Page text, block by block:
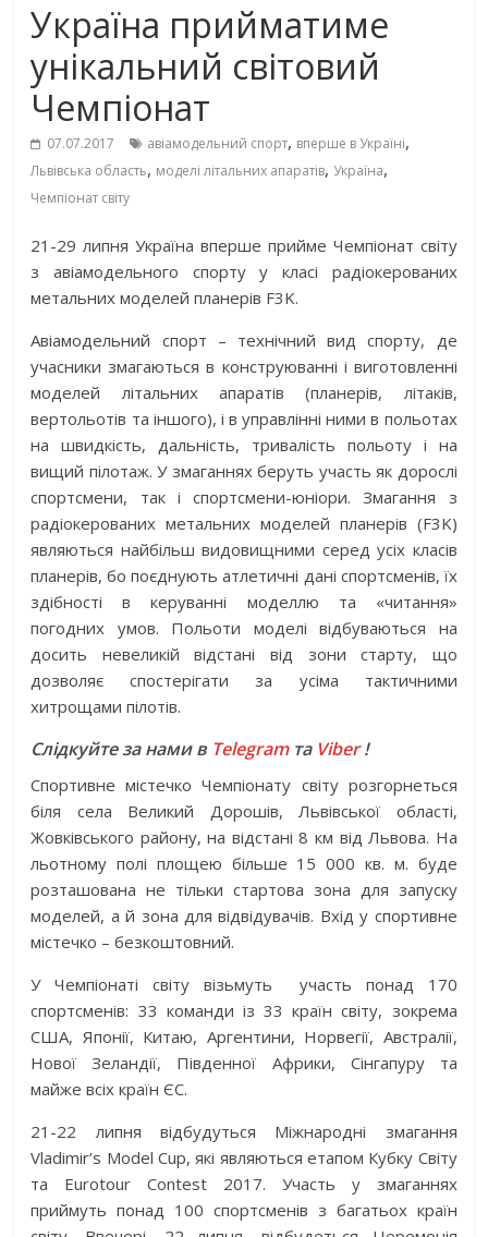
Україна прийматиме
унікальний світовий
Чемпіонат
07.07.2017 авіамодельний спорт, вперше в Україні,
Львівська область, моделі літальних апаратів, Україна,
Чемпіонат світу
21-29 липня Україна вперше прийме Чемпіонат світу
з авіамодельного спорту у класі радіокерованих
метальних моделей планерів F3K.
Авіамодельний спорт – технічний вид спорту, де
учасники змагаються в конструюванні і виготовленні
моделей літальних апаратів (планерів, літаків,
вертольотів та іншого), і в управлінні ними в польотах
на швидкість, дальність, тривалість польоту і на
вищий пілотаж. У змаганнях беруть участь як дорослі
спортсмени, так і спортсмени-юніори. Змагання з
радіокерованих метальних моделей планерів (F3K)
являються найбільш видовищними серед усіх класів
планерів, бо поєднують атлетичні дані спортсменів, їх
здібності в керуванні моделлю та «читання»
погодних умов. Польоти моделі відбуваються на
досить невеликій відстані від зони старту, що
дозволяє спостерігати за усіма тактичними
хитрощами пілотів.
Слідкуйте за нами в Telegramта Viber!
Спортивне містечко Чемпіонату світу розгорнеться
біля села Великий Дорошів, Львівської області,
Жовківського району, на відстані 8 км від Львова. На
льотному полі площею більше 15 000 кв. м. буде
розташована не тільки стартова зона для запуску
моделей, а й зона для відвідувачів. Вхід у спортивне
містечко – безкоштовний.
У Чемпіонаті світу візьмуть участь понад 170
спортсменів: 33 команди із 33 країн світу, зокрема
США, Японії, Китаю, Аргентини, Норвегії, Австралії,
Нової Зеландії, Південної Африки, Сінгапуру та
майже всіх країн ЄС.
21-22 липня відбудуться Міжнародні змагання
Vladimir’s Model Cup, які являються етапом Кубку Світу
та Eurotour Contest 2017. Участь у змаганнях
приймуть понад 100 спортсменів з багатьох країн